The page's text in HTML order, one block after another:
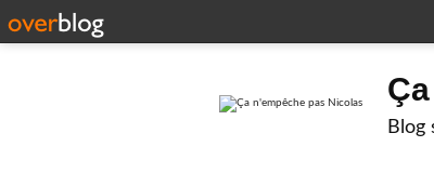
Blog